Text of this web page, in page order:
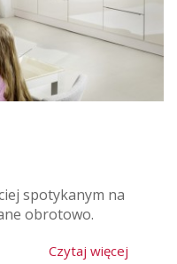
spotykanym na
obrotowo.
Czytaj więcej